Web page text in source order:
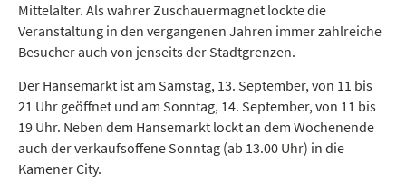
Mittelalter. Als wahrer Zuschauermagnet lockte die
Veranstaltung in den vergangenen Jahren immer zahlreiche
Besucher auch von jenseits der Stadtgrenzen.
Der Hansemarkt ist am Samstag, 13. September, von 11 bis
21 Uhr geöffnet und am Sonntag, 14. September, von 11 bis
19 Uhr. Neben dem Hansemarkt lockt an dem Wochenende
auch der verkaufsoffene Sonntag (ab 13.00 Uhr) in die
Kamener City.